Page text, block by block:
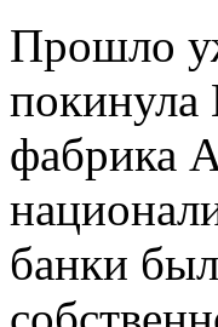
Прошло
покинула
фабрика
банки